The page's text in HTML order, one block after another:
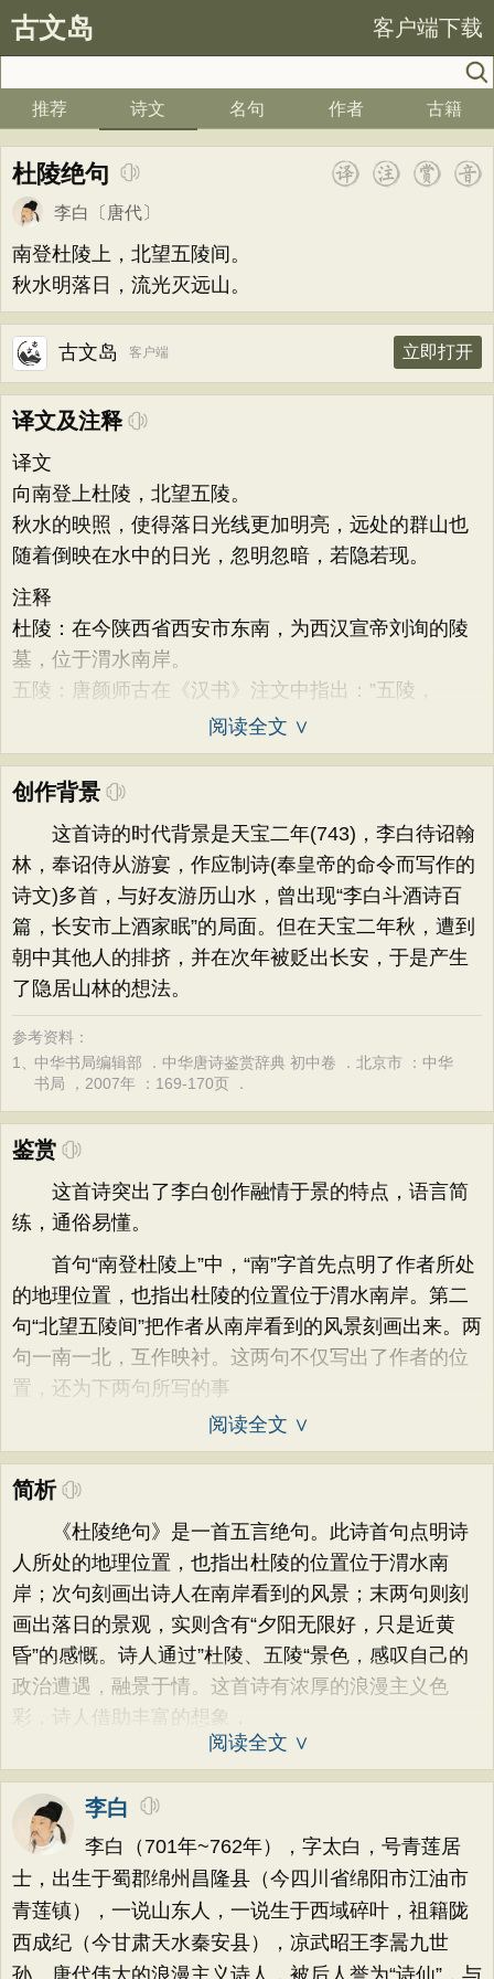
古文岛 客户端下载
推荐 诗文 名句 作者 古籍
杜陵绝句
李白 〔唐代〕
南登杜陵上，北望五陵间。
秋水明落日，流光灭远山。
古文岛 客户端 立即打开
译文及注释
译文
向南登上杜陵，北望五陵。
秋水的映照，使得落日光线更加明亮，远处的群山也
随着倒映在水中的日光，忽明忽暗，若隐若现。
注释
杜陵：在今陕西省西安市东南，为西汉宣帝刘询的陵
墓，位于渭水南岸。
五陵：唐颜师古在《汉书》注文中指出：”五陵，
阅读全文 ∨
创作背景
这首诗的时代背景是天宝二年(743)，李白待诏翰
林，奉诏侍从游宴，作应制诗(奉皇帝的命令而写作的
诗文)多首，与好友游历山水，曾出现“李白斗酒诗百
篇，长安市上酒家眠”的局面。但在天宝二年秋，遭到
朝中其他人的排挤，并在次年被贬出长安，于是产生
了隐居山林的想法。
参考资料：
1、中华书局编辑部 ．中华唐诗鉴赏辞典 初中卷 ．北京市 ：中华
书局 ，2007年 ：169-170页 ．
鉴赏
这首诗突出了李白创作融情于景的特点，语言简
练，通俗易懂。
首句“南登杜陵上”中，“南”字首先点明了作者所处
的地理位置，也指出杜陵的位置位于渭水南岸。第二
句“北望五陵间”把作者从南岸看到的风景刻画出来。两
句一南一北，互作映衬。这两句不仅写出了作者的位
置，还为下两句所写的事
阅读全文 ∨
简析
《杜陵绝句》是一首五言绝句。此诗首句点明诗
人所处的地理位置，也指出杜陵的位置位于渭水南
岸；次句刻画出诗人在南岸看到的风景；末两句则刻
画出落日的景观，实则含有“夕阳无限好，只是近黄
昏”的感慨。诗人通过”杜陵、五陵“景色，感叹自己的
政治遭遇，融景于情。这首诗有浓厚的浪漫主义色
彩，诗人借助丰富的想象，
阅读全文 ∨
李白
李白（701年~762年），字太白，号青莲居
士，出生于蜀郡绵州昌隆县（今四川省绵阳市江油市
青莲镇），一说山东人，一说生于西域碎叶，祖籍陇
西成纪（今甘肃天水秦安县），凉武昭王李暠九世
孙。唐代伟大的浪漫主义诗人，被后人誉为“诗仙”，与